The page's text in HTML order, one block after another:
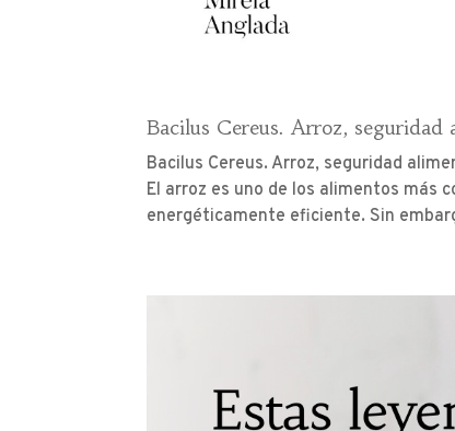
Bacilus Cereus. Arroz,
Bacilus Cereus. Arroz, seguridad
El arroz es uno de los alimentos más
energéticamente eficiente. Sin